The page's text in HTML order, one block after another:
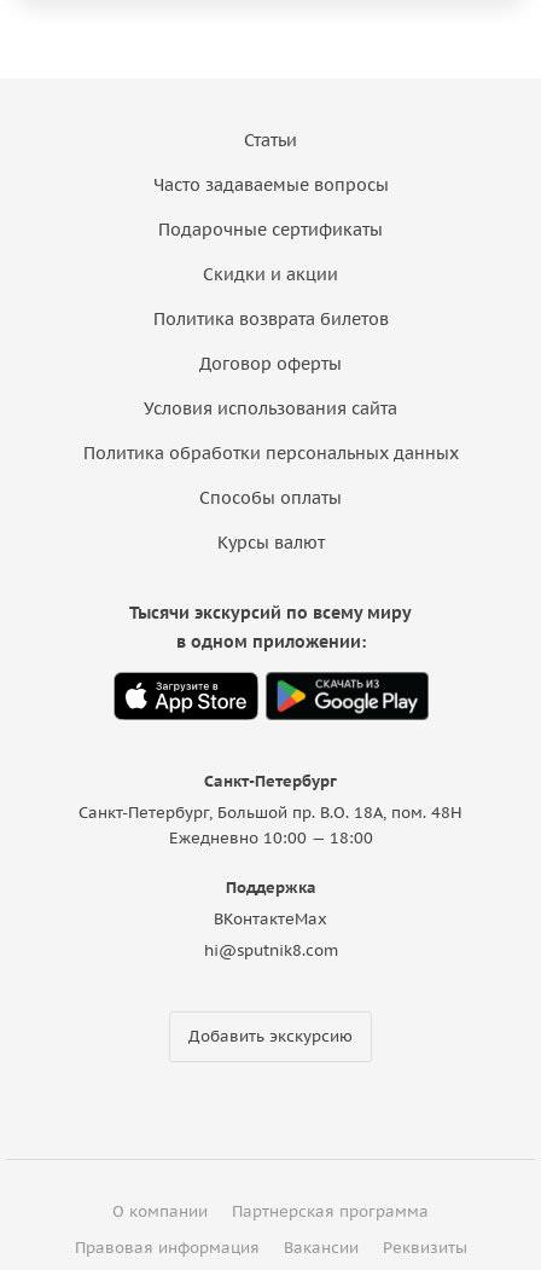
Статьи
Часто задаваемые вопросы
Подарочные сертификаты
Скидки и акции
Политика возврата билетов
Договор оферты
Условия использования сайта
Политика обработки персональных данных
Способы оплаты
Курсы валют
Санкт-Петербург
Санкт-Петербург, Большой пр. В.О. 18A, пом. 48Н
Ежедневно 10:00 — 18:00
Поддержка
ВКонтактеMax
hi@sputnik8.com
Добавить экскурсию
Тысячи экскурсий по всему миру
в одном приложении:
О компании
Партнерская программа
Правовая информация
Вакансии Реквизиты